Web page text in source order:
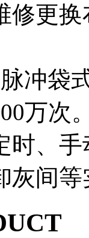
修更
袋式
万次
时、
灰间